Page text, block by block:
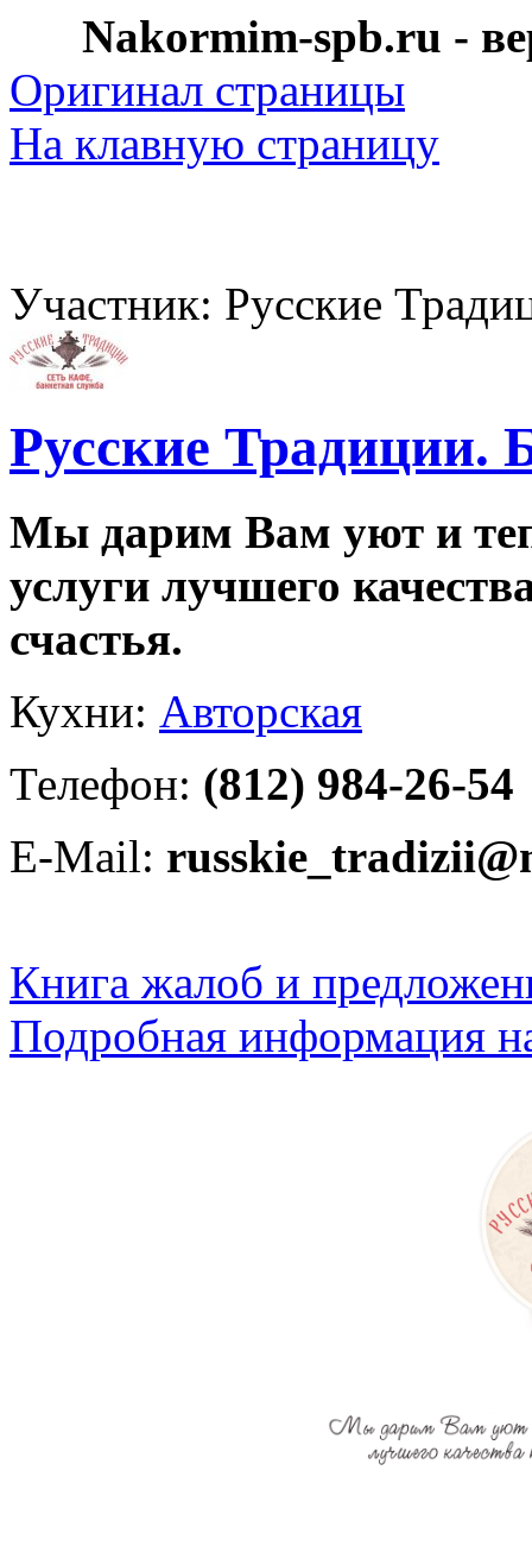
Nakormim-spb.ru -
Оригинал страницы
На клавную страницу
Участник: Русские
Русские Традиции.
Мы дарим Вам уют и
услуги лучшего
счастья.
Кухни: Авторская
Телефон: (812) 984-26-54
E-Mail:
Книга жалоб и
Подробная информация